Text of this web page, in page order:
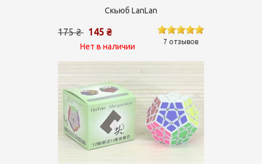
Скьюб LanLan
175 ₴ 145 ₴
Нет в наличии
7 отзывов